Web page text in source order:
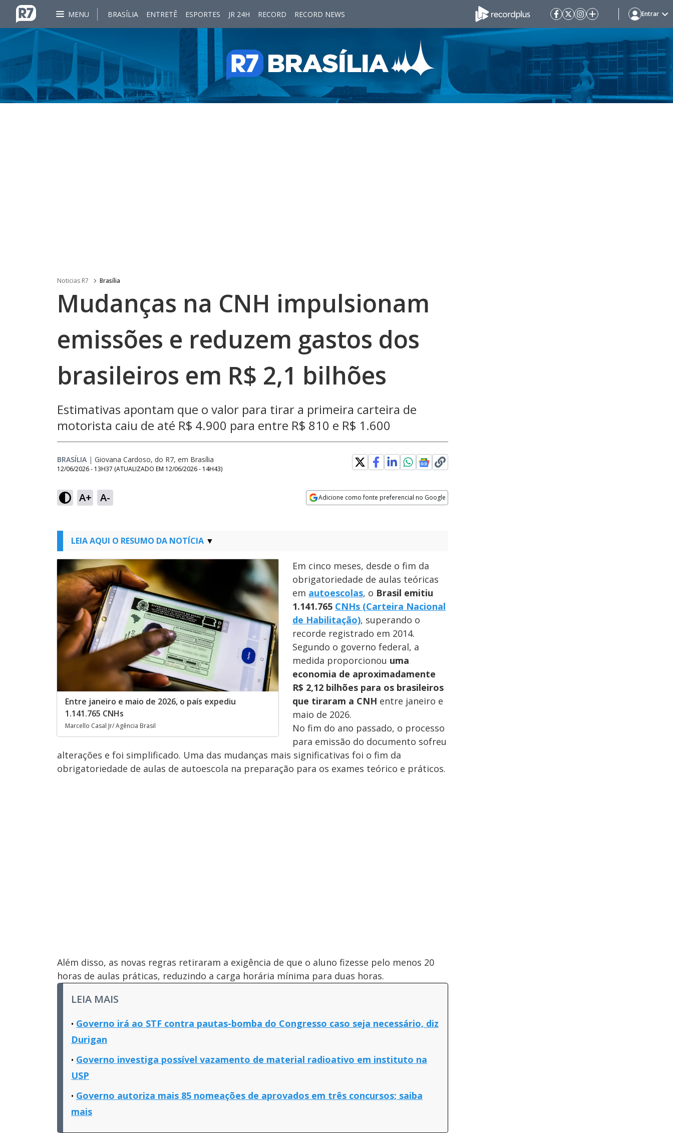
MENU BRASÍLIA ENTRETÊ ESPORTES JR 24H RECORD RECORD NEWS Entrar
Noticias R7 Brasília
Mudanças na CNH impulsionam
emissões e reduzem gastos dos
brasileiros em R$ 2,1 bilhões
Estimativas apontam que o valor para tirar a primeira carteira de
motorista caiu de até R$ 4.900 para entre R$ 810 e R$ 1.600
BRASÍLIA | Giovana Cardoso, do R7, em Brasília
12/06/2026 - 13H37 (ATUALIZADO EM 12/06/2026 - 14H43)
A+ A- Adicione como fonte preferencial no Google
LEIA AQUI O RESUMO DA NOTÍCIA
Entre janeiro e maio de 2026, o país expediu
1.141.765 CNHs
Marcello Casal Jr/ Agência Brasil
Em cinco meses, desde o fim da
obrigatoriedade de aulas teóricas
em autoescolas, o Brasil emitiu
1.141.765 CNHs (Carteira Nacional
de Habilitação), superando o
recorde registrado em 2014.
Segundo o governo federal, a
medida proporcionou uma
economia de aproximadamente
R$ 2,12 bilhões para os brasileiros
que tiraram a CNH entre janeiro e
maio de 2026.
No fim do ano passado, o processo
para emissão do documento sofreu
alterações e foi simplificado. Uma das mudanças mais significativas foi o fim da
obrigatoriedade de aulas de autoescola na preparação para os exames teórico e práticos.
Além disso, as novas regras retiraram a exigência de que o aluno fizesse pelo menos 20
horas de aulas práticas, reduzindo a carga horária mínima para duas horas.
LEIA MAIS
Governo irá ao STF contra pautas-bomba do Congresso caso seja necessário, diz
Durigan
Governo investiga possível vazamento de material radioativo em instituto na
USP
Governo autoriza mais 85 nomeações de aprovados em três concursos; saiba
mais